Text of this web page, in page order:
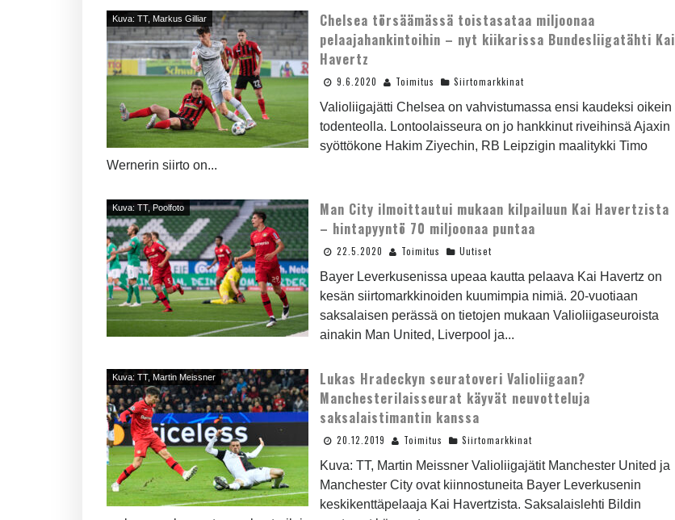
Kuva: TT, Markus Gilliar
Chelsea törsäämässä toistasataa miljoonaa
pelaajahankintoihin – nyt kiikarissa Bundesliigatähti Kai
Havertz
9.6.2020 Toimitus Siirtomarkkinat
Valioliigajätti Chelsea on vahvistumassa ensi kaudeksi oikein
todenteolla. Lontoolaisseura on jo hankkinut riveihinsä Ajaxin
syöttökone Hakim Ziyechin, RB Leipzigin maalitykki Timo
Wernerin siirto on...
Kuva: TT, Poolfoto
Man City ilmoittautui mukaan kilpailuun Kai Havertzista
– hintapyyntö 70 miljoonaa puntaa
22.5.2020 Toimitus Uutiset
Bayer Leverkusenissa upeaa kautta pelaava Kai Havertz on
kesän siirtomarkkinoiden kuumimpia nimiä. 20-vuotiaan
saksalaisen perässä on tietojen mukaan Valioliigaseuroista
ainakin Man United, Liverpool ja...
Kuva: TT, Martin Meissner
Lukas Hradeckyn seuratoveri Valioliigaan?
Manchesterilaisseurat käyvät neuvotteluja
saksalaistimantin kanssa
20.12.2019 Toimitus Siirtomarkkinat
Kuva: TT, Martin Meissner Valioliigajätit Manchester United ja
Manchester City ovat kiinnostuneita Bayer Leverkusenin
keskikenttäpelaaja Kai Havertzista. Saksalaislehti Bildin